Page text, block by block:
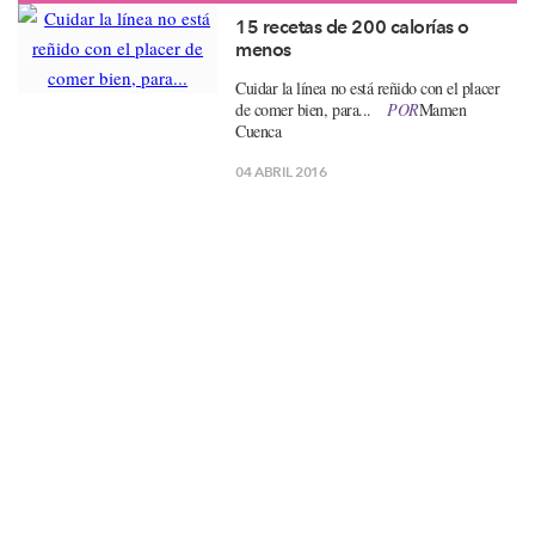
15 recetas de 200 calorías o
menos
Cuidar la línea no está reñido con el placer
de comer bien, para...
PORMamen
Cuenca
04 ABRIL 2016